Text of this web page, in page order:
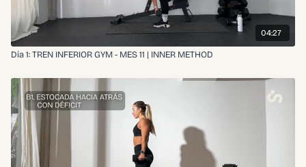
04:27
Día 1: TREN INFERIOR GYM - MES 11 | INNER METHOD